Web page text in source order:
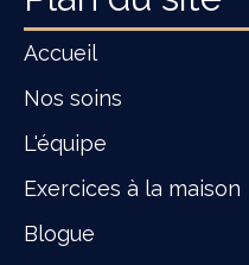
Accueil
Nos soins
L'équipe
Exercices à la maison
Blogue